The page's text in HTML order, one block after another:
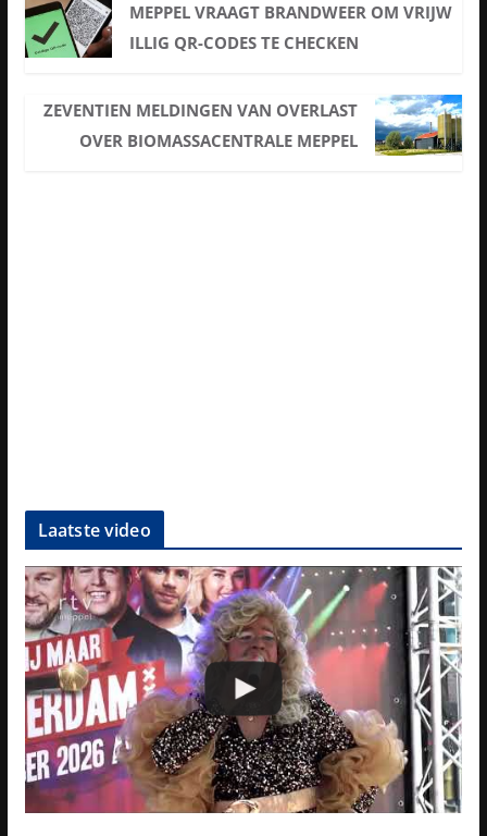
MEPPEL VRAAGT BRANDWEER OM VRIJW
ILLIG QR-CODES TE CHECKEN
ZEVENTIEN MELDINGEN VAN OVERLAST
OVER BIOMASSACENTRALE MEPPEL
Laatste video